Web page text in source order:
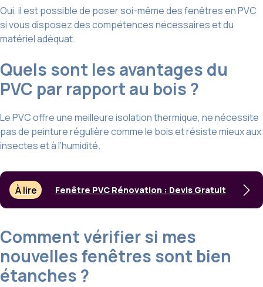
Oui, il est possible de poser soi-même des fenêtres en PVC
si vous disposez des compétences nécessaires et du
matériel adéquat.
Quels sont les avantages du
PVC par rapport au bois ?
Le PVC offre une meilleure isolation thermique, ne nécessite
pas de peinture régulière comme le bois et résiste mieux aux
insectes et à l’humidité.
À lire Fenêtre PVC Rénovation : Devis Gratuit
Comment vérifier si mes
nouvelles fenêtres sont bien
étanches ?